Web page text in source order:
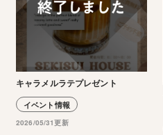
キャラメルラテプレゼント
イベント情報
2026/05/31更新